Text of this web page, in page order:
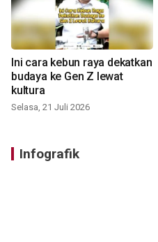
Ini cara kebun raya dekatkan
budaya ke Gen Z lewat
kultura
Selasa, 21 Juli 2026
Infografik